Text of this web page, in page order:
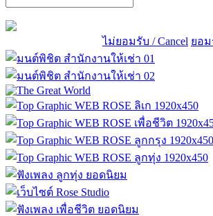
ไม่ยอมรับ / Cancel ยอม